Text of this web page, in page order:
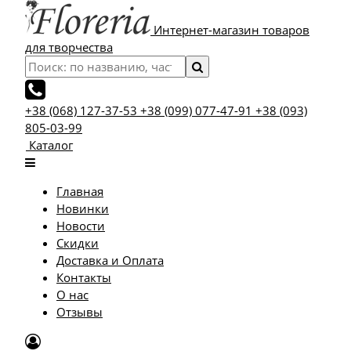
Интернет-магазин товаров
для творчества
+38 (068) 127-37-53 +38 (099) 077-47-91 +38 (093)
805-03-99
Каталог
Главная
Новинки
Новости
Скидки
Доставка и Оплата
Контакты
О нас
Отзывы